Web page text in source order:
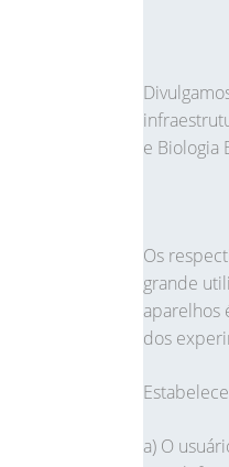
e Biologia
Os
grande
aparelhos
dos
a) O